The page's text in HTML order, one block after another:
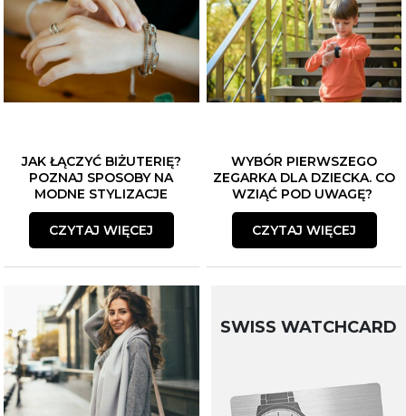
JAK ŁĄCZYĆ BIŻUTERIĘ?
POZNAJ SPOSOBY NA
MODNE STYLIZACJE
CZYTAJ WIĘCEJ
WYBÓR PIERWSZEGO
ZEGARKA DLA DZIECKA. CO
WZIĄĆ POD UWAGĘ?
CZYTAJ WIĘCEJ
SWISS WATCHCARD